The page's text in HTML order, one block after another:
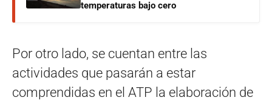
temperaturas bajo cero
Por otro lado, se cuentan entre las
actividades que pasarán a estar
comprendidas en el ATP la elaboración de